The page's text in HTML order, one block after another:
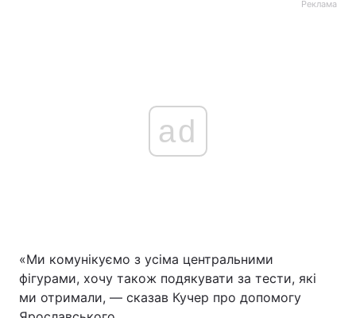
Реклама
ad
«Ми комунікуємо з усіма центральними
фігурами, хочу також подякувати за тести, які
ми отримали, — сказав Кучер про допомогу